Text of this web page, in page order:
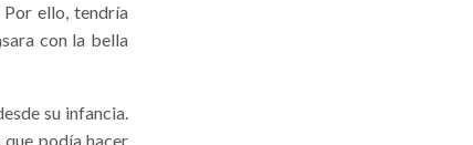
ello, tendría
con la bella
su infancia.
podía hacer